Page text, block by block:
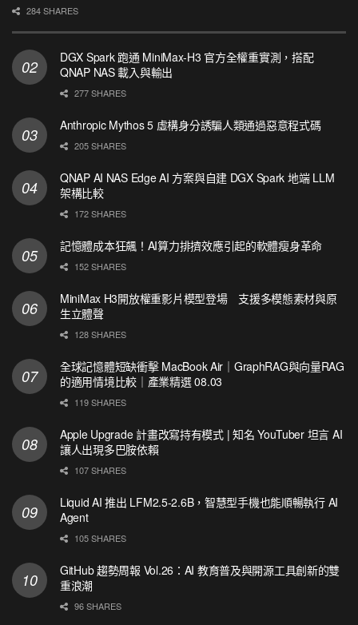
284 SHARES
DGX Spark 跑通 MiniMax-H3 官方全權重實測，搭配
QNAP NAS 載入與輸出
277 SHARES
Anthropic Mythos 5 虛構身分誘騙人類通過惡意程式碼
205 SHARES
QNAP AI NAS Edge AI 方案與自建 DGX Spark 地端 LLM
架構比較
172 SHARES
記憶體成本狂飆！AI算力排擠效應引起的軟體瘦身革命
152 SHARES
MiniMax H3開放權重影片模型登場 支援多模態素材與原
生立體聲
128 SHARES
全球記憶體短缺衝擊 MacBook Air｜GraphRAG與向量RAG
的適用情境比較｜產業精選 08.03
119 SHARES
Apple Upgrade 計畫改寫持有模式 | 知名 YouTuber 坦言 AI
讓人出現多巴胺依賴
107 SHARES
Liquid AI 推出 LFM2.5-2.6B，智慧型手機也能順暢執行 AI
Agent
105 SHARES
GitHub 趨勢周報 Vol.26：AI 教育普及與開源工具創新的雙
重浪潮
96 SHARES